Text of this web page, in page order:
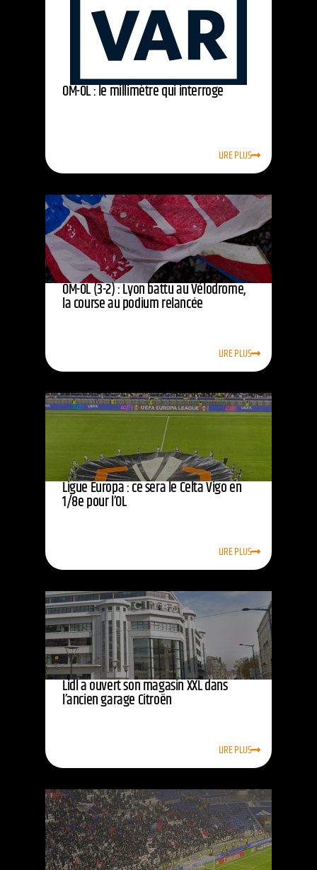
OM-OL : le millimètre qui interroge
LIRE PLUS
OM-OL (3-2) : Lyon battu au Vélodrome,
la course au podium relancée
LIRE PLUS
Ligue Europa : ce sera le Celta Vigo en
1/8e pour l’OL
LIRE PLUS
Lidl a ouvert son magasin XXL dans
l’ancien garage Citroën
LIRE PLUS